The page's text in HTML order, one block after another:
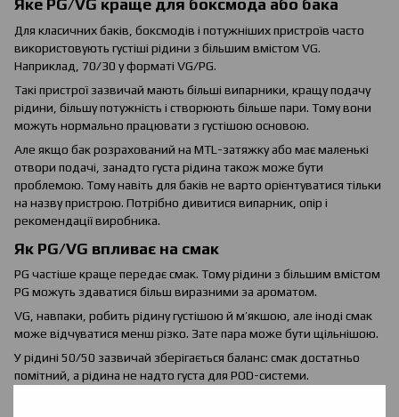
Яке PG/VG краще для боксмода або бака
Для класичних баків, боксмодів і потужніших пристроїв часто
використовують густіші рідини з більшим вмістом VG.
Наприклад, 70/30 у форматі VG/PG.
Такі пристрої зазвичай мають більші випарники, кращу подачу
рідини, більшу потужність і створюють більше пари. Тому вони
можуть нормально працювати з густішою основою.
Але якщо бак розрахований на MTL-затяжку або має маленькі
отвори подачі, занадто густа рідина також може бути
проблемою. Тому навіть для баків не варто орієнтуватися тільки
на назву пристрою. Потрібно дивитися випарник, опір і
рекомендації виробника.
Як PG/VG впливає на смак
PG частіше краще передає смак. Тому рідини з більшим вмістом
PG можуть здаватися більш виразними за ароматом.
VG, навпаки, робить рідину густішою й м’якшою, але іноді смак
може відчуватися менш різко. Зате пара може бути щільнішою.
У рідині 50/50 зазвичай зберігається баланс: смак достатньо
помітний, а рідина не надто густа для POD-системи.